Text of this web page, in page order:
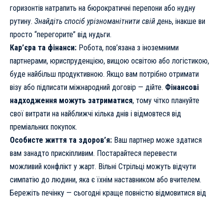
горизонтів натрапить на бюрократичні перепони або нудну
рутину. Знайдіть спосіб урізноманітнити свій день, інакше ви
просто “перегорите” від нудьги.
Кар’єра та фінанси: Робота, пов’язана з іноземними
партнерами, юриспруденцією, вищою освітою або логістикою,
буде найбільш продуктивною. Якщо вам потрібно отримати
візу або підписати міжнародний договір — дійте. Фінансові
надходження можуть затриматися, тому чітко плануйте
свої витрати на найближчі кілька днів і відмовтеся від
преміальних покупок.
Особисте життя та здоров’я: Ваш партнер може здатися
вам занадто прискіпливим. Постарайтеся перевести
можливий конфлікт у жарт. Вільні Стрільці можуть відчути
симпатію до людини, яка є їхнім наставником або вчителем.
Бережіть печінку — сьогодні краще повністю відмовитися від